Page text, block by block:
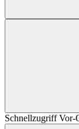
Schnellzugriff Vor-